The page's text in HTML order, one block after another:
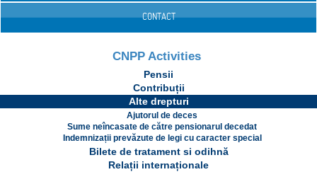
CONTACT
CNPP Activities
Pensii
Contribuții
Alte drepturi
Ajutorul de deces
Sume neîncasate de către pensionarul decedat
Indemnizații prevăzute de legi cu caracter special
Bilete de tratament si odihnă
Relații internaționale